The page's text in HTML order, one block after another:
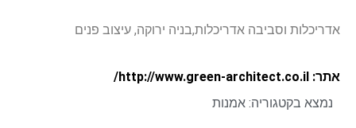
אדריכלות וסביבה אדריכלות,בניה ירוקה, עיצוב פנים
אתר: http://www.green-architect.co.il/
נמצא בקטגוריה: אמנות